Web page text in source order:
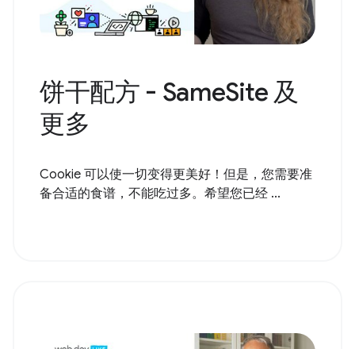
饼干配方 - SameSite 及
更多
Cookie 可以使一切变得更美好！但是，您需要准
备合适的食谱，不能吃过多。希望您已经 ...